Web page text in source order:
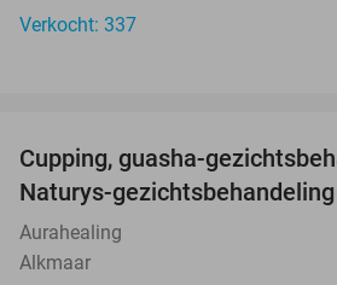
Verkocht: 337
Cupping, guasha-
Naturys-
Aurahealing
Alkmaar